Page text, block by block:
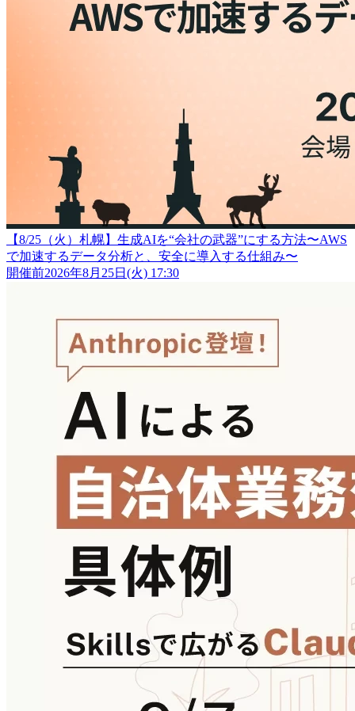
【8/25（火）札幌】生成AIを“会社の武器”にする方法〜AWS
で加速するデータ分析と、安全に導入する仕組み〜
開催前2026年8月25日(火) 17:30